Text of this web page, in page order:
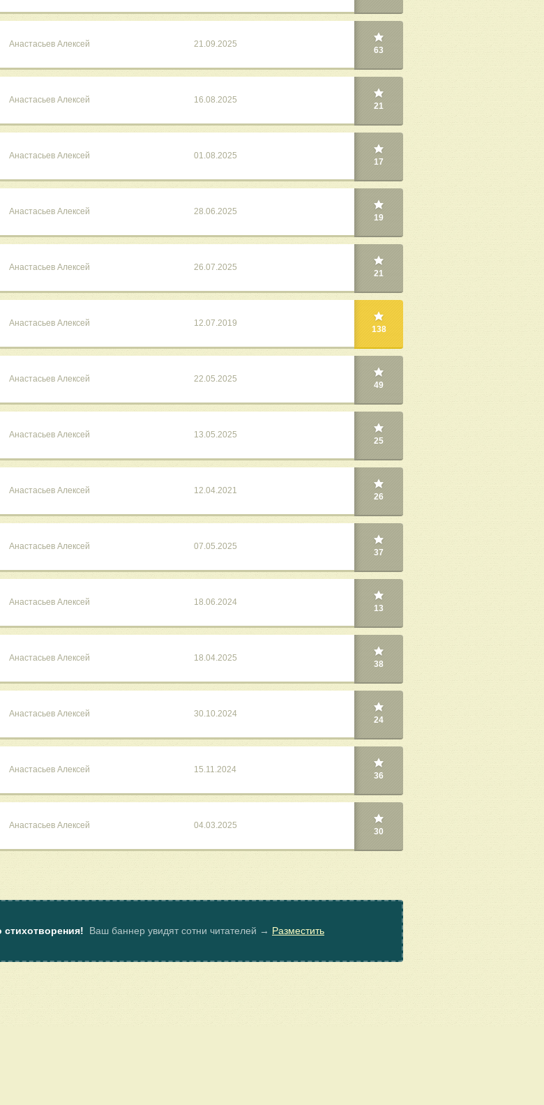
Анастасьев Алексей 21.09.2025
63
Анастасьев Алексей 16.08.2025
21
Анастасьев Алексей 01.08.2025
17
Анастасьев Алексей 28.06.2025
19
Анастасьев Алексей 26.07.2025
21
Анастасьев Алексей 12.07.2019
138
Анастасьев Алексей 22.05.2025
49
Анастасьев Алексей 13.05.2025
25
Анастасьев Алексей 12.04.2021
26
Анастасьев Алексей 07.05.2025
37
Анастасьев Алексей 18.06.2024
13
Анастасьев Алексей 18.04.2025
38
Анастасьев Алексей 30.10.2024
24
Анастасьев Алексей 15.11.2024
36
Анастасьев Алексей 04.03.2025
30
стихотворения! Ваш баннер увидят сотни читателей → Разместить